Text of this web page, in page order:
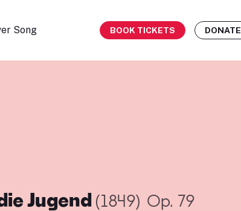
Song BOOK TICKETS DONATE
Jugend (1849) Op. 79